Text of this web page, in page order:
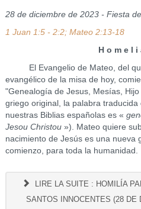
28 de diciembre de 2023 - Fiesta
1 Juan 1:5 - 2:2; Mateo 2:13-18
H o m e l i
El Evangelio de Mateo, del
evangélico de la misa de hoy,
"Genealogía de Jesus, Mesías,
griego original, la palabra
nuestras Biblias españolas es «
Jesou Christou »). Mateo quiere
nacimiento de Jesús es una nueva
comienzo, para toda la humanidad.
LIRE LA SUITE : HOMILÍA
SANTOS INNOCENTES (28 DE